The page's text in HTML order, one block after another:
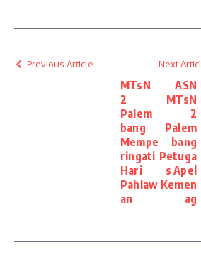
Previous Article
MTsN
2
Palem
bang
Mempe
ringati
Hari
Pahlaw
an
Next
ASN
MTsN
2
Palem
bang
Petuga
s Apel
Kemen
ag